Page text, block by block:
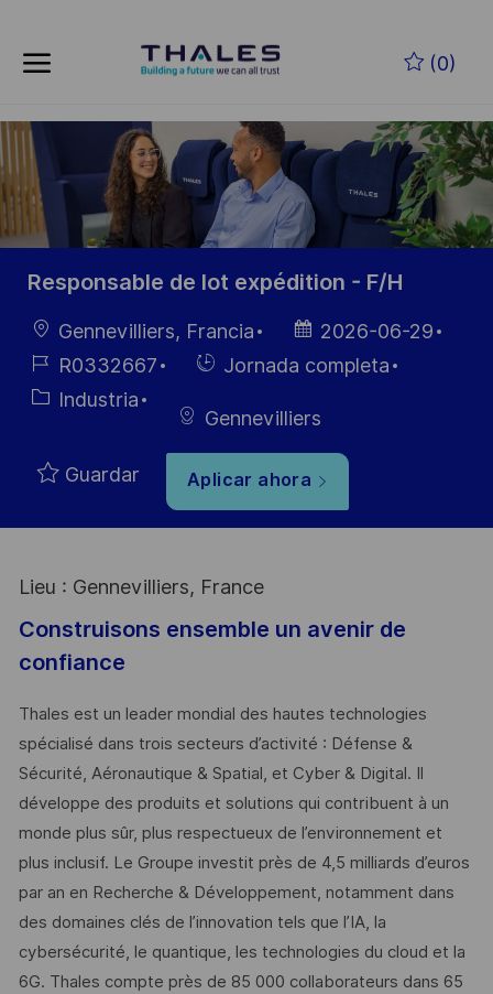
(0)
-
Responsable de lot expédition - F/H
Ubicación
Gennevilliers, Francia
Fecha de
publicación
2026-06-29
ID de
empleo
R0332667
HiringJornada completa
Categoría
Industria
Gennevilliers
Guardar Aplicar ahora
Lieu : Gennevilliers, France
Construisons ensemble un avenir de
confiance
Thales est un leader mondial des hautes technologies
spécialisé dans trois secteurs d’activité : Défense &
Sécurité, Aéronautique & Spatial, et Cyber & Digital. Il
développe des produits et solutions qui contribuent à un
monde plus sûr, plus respectueux de l’environnement et
plus inclusif. Le Groupe investit près de 4,5 milliards d’euros
par an en Recherche & Développement, notamment dans
des domaines clés de l’innovation tels que l’IA, la
cybersécurité, le quantique, les technologies du cloud et la
6G. Thales compte près de 85 000 collaborateurs dans 65